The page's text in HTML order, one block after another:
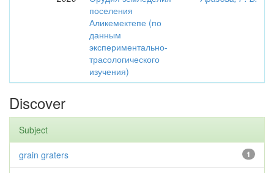
поселения
Аликемектепе (по
данным
экспериментально-
трасологического
изучения)
Discover
Subject
1
grain graters